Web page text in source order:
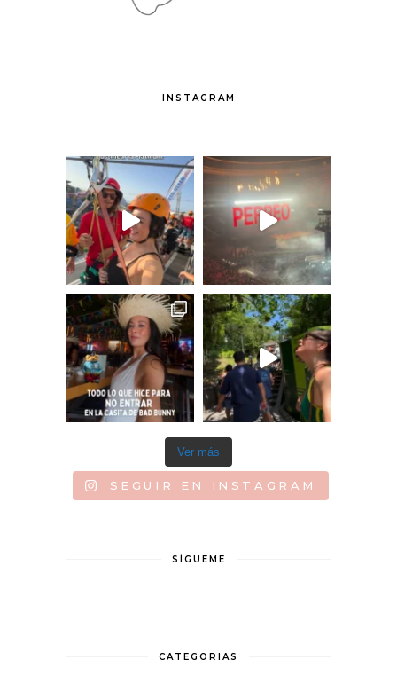
INSTAGRAM
Ver más
SEGUIR EN INSTAGRAM
SÍGUEME
CATEGORIAS